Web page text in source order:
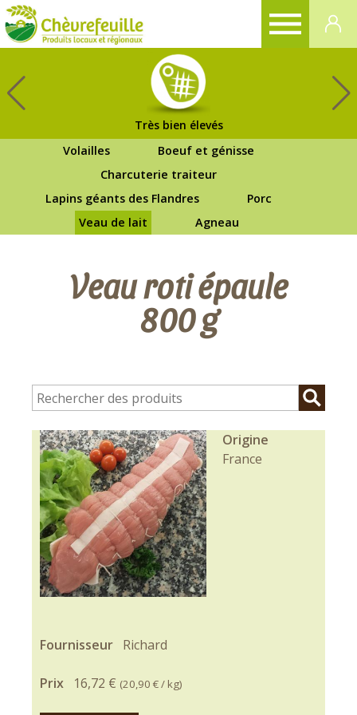
Très bien élevés
Volailles
Boeuf et génisse
Charcuterie traiteur
Lapins géants des Flandres
Porc
Veau de lait
Agneau
Veau roti épaule
800 g
Origine
France
Fournisseur Richard
Prix 16,72 € (20,90 €/ kg)